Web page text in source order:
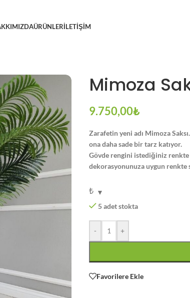
ÜRÜNLERİLETIŞIM
Mimoza
9.750,00₺
Zarafetin yeni adı Mimoza
ona daha sade bir tarz katıyor.
Gövde rengini istediğiniz
dekorasyonunuza uygun
₺
5 adet stokta
- +
Favorilere Ekle